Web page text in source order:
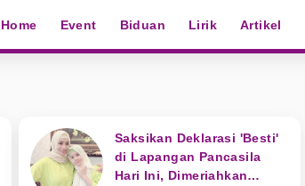
Home Event Biduan Lirik Artikel
Saksikan Deklarasi 'Besti'
di Lapangan Pancasila
Hari Ini, Dimeriahkan